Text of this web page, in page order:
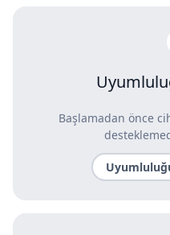
Başlamadan önce